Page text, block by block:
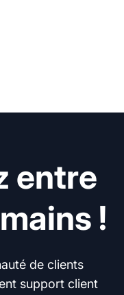
entre
!
de clients
support client